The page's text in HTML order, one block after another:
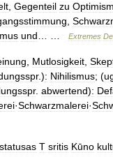
Gegenteil zu
und Extremes
Mutlosigkeit
.): Nihilismus; (
. abwertend):
·Schwarzmalerei·
statusas T sritis Kūno